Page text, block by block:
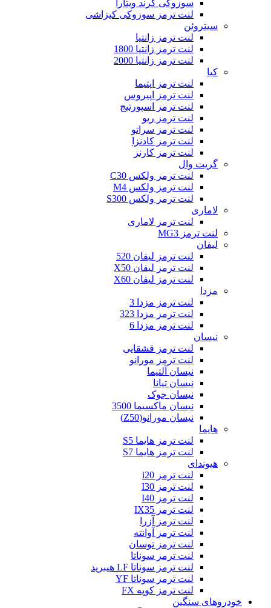
سوزوکی گرند ویتارا
لنت ترمز سوزوکی کیزاشی
سیتروئن
لنت ترمز زانتیا
لنت ترمز زانتیا 1800
لنت ترمز زانتیا 2000
کیا
لنت ترمز اپتیما
لنت ترمز اپیروس
لنت ترمز اسپورتیج
لنت ترمز ریو
لنت ترمز سراتو
لنت ترمز کادنزا
لنت ترمز کارنز
گریت وال
لنت ترمز ولکس C30
لنت ترمز ولکس M4
لنت ترمز ولکس S300
لاماری
لنت ترمز لاماری
لنت ترمز MG3
لیفان
لنت ترمز لیفان 520
لنت ترمز لیفان X50
لنت ترمز لیفان X60
مزدا
لنت ترمز مزدا 3
لنت ترمز مزدا 323
لنت ترمز مزدا 6
نیسان
لنت ترمز قشقایی
لنت ترمز مورانو
نیسان آلتیما
نیسان تیانا
نیسان جوک
نیسان ماکسیما 3500
نیسان مورانو(Z50)
هایما
لنت ترمز هایما S5
لنت ترمز هایما S7
هیوندای
لنت ترمز i20
لنت ترمز I30
لنت ترمز I40
لنت ترمز IX35
لنت ترمز آزرا
لنت ترمز آوانته
لنت ترمز توسان
لنت ترمز سوناتا
لنت ترمز سوناتا LF هیبرید
لنت ترمز سوناتا YF
لنت ترمز کوپه FX
خودروهای سنگین